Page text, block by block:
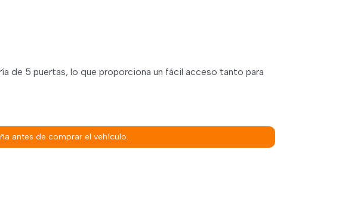
de 5 puertas, lo que proporciona un fácil acceso tanto para
antes de comprar el vehículo.